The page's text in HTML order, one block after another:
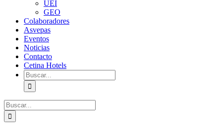
UEI
GEO
Colaboradores
Asvepas
Eventos
Noticias
Contacto
Cetina Hotels
Buscar:
Buscar: